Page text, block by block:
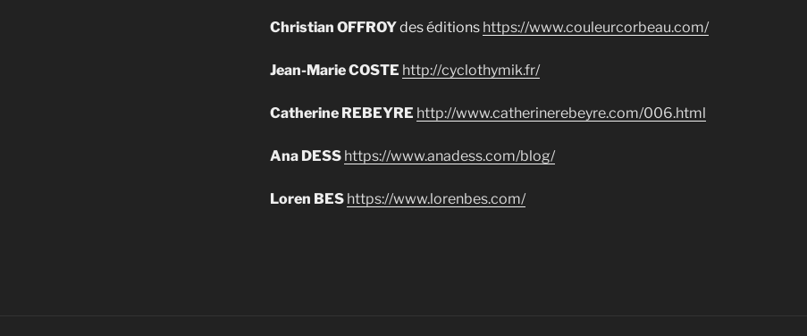
Christian OFFROYdes éditions https://www.couleurcorbeau.com/
Jean-Marie COSTE http://cyclothymik.fr/
Catherine REBEYRE http://www.catherinerebeyre.com/006.html
Ana DESS https://www.anadess.com/blog/
Loren BES https://www.lorenbes.com/